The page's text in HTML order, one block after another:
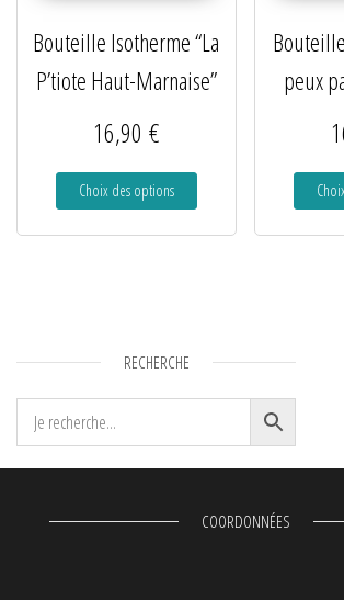
Bouteille Isotherme “La
P’tiote Haut-Marnaise”
16,90 €
Choix des options
peux
RECHERCHE
COORDONNÉES